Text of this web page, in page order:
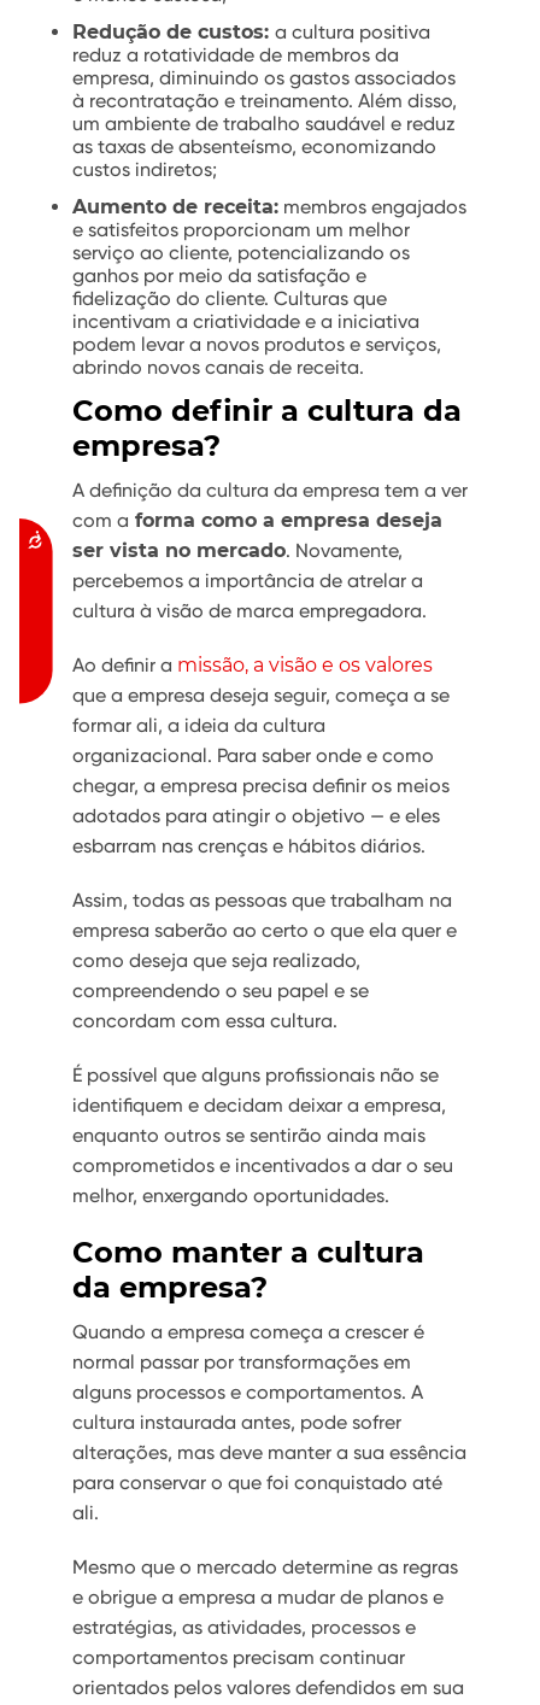
Acessibilidade
Redução de custos: a cultura positiva
reduz a rotatividade de membros da
empresa, diminuindo os gastos associados
à recontratação e treinamento. Além disso,
um ambiente de trabalho saudável e reduz
as taxas de absenteísmo, economizando
custos indiretos;
Aumento de receita: membros engajados
e satisfeitos proporcionam um melhor
serviço ao cliente, potencializando os
ganhos por meio da satisfação e
fidelização do cliente. Culturas que
incentivam a criatividade e a iniciativa
podem levar a novos produtos e serviços,
abrindo novos canais de receita.
Como definir a cultura da
empresa?
A definição da cultura da empresa tem a ver
com a forma como a empresa deseja
ser vista no mercado. Novamente,
percebemos a importância de atrelar a
cultura à visão de marca empregadora.
Ao definir a missão, a visão e os valores
que a empresa deseja seguir, começa a se
formar ali, a ideia da cultura
organizacional. Para saber onde e como
chegar, a empresa precisa definir os meios
adotados para atingir o objetivo — e eles
esbarram nas crenças e hábitos diários.
Assim, todas as pessoas que trabalham na
empresa saberão ao certo o que ela quer e
como deseja que seja realizado,
compreendendo o seu papel e se
concordam com essa cultura.
É possível que alguns profissionais não se
identifiquem e decidam deixar a empresa,
enquanto outros se sentirão ainda mais
comprometidos e incentivados a dar o seu
melhor, enxergando oportunidades.
Como manter a cultura
da empresa?
Quando a empresa começa a crescer é
normal passar por transformações em
alguns processos e comportamentos. A
cultura instaurada antes, pode sofrer
alterações, mas deve manter a sua essência
para conservar o que foi conquistado até
ali.
Mesmo que o mercado determine as regras
e obrigue a empresa a mudar de planos e
estratégias, as atividades, processos e
comportamentos precisam continuar
orientados pelos valores defendidos em sua